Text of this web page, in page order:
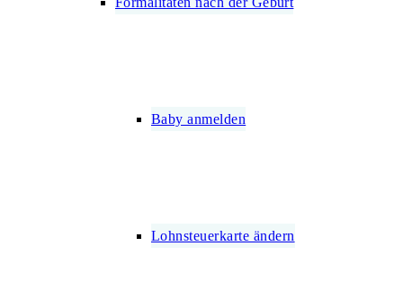
Baby anmelden
Lohnsteuerkarte ändern